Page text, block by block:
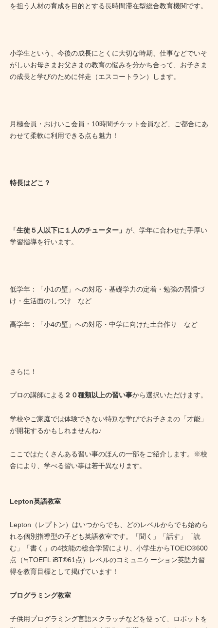
を担う人材の育成を目的とする長時間滞在型総合教育機関です。
小学生という、今後の成長にとくに大切な時期、仕事などでいそ
がしいお母さまお父さまの教育の悩みを分かち合って、お子さま
の成長と学びのために伴走（エスコートラン）します。
月極会員・おけいこ会員・10時間チケット会員など、ご都合にあ
わせて柔軟に利用できる点も魅力！
特長はどこ？
「生徒５人以下に１人のチューター」 が、学年に合わせた手厚い
学習指導を行います。
低学年：「小1の壁」への対応・基礎学力の定着・勉強の習慣づ
け・生活面のしつけ など
高学年：「小4の壁」への対応・中学に向けた土台作り など
さらに！
プロの講師による ２０種類以上の習い事から選択いただけます。
学校やご家庭では体験できない特別な学びでお子さまの「才能」
が開花するかもしれませんね♪
ここではたくさんある習い事のほんの一部をご紹介します。※校
舎により、学べる習い事は若干異なります。
Lepton英語教室
Lepton（レプトン）はいつからでも、どのレベルからでも始めら
れる個別指導型の子ども英語教室です。「聞く」「話す」「読
む」「書く」の4技能の総合学習により、小学生からTOEIC®600
点（≒TOEFL iBT®61点）レベルのコミュニケーション英語力習
得を教育目標として掲げています！
プログラミング教室
子供用プログラミング言語スクラッチなどを使って、ロボットを